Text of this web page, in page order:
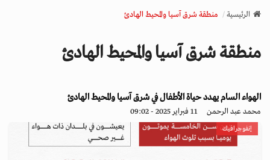
v
a
o
n
الرئيسية منطقة شرق آسيا والمحيط الهادئ
منطقة شرق آسيا والمحيط الهادئ
الهواء السام يهدد حياة الأطفال في شرق آسيا والمحيط الهادئ
محمد عبد الرحمن 11 فبراير 2025 - 09:02
إنفوجرافيك